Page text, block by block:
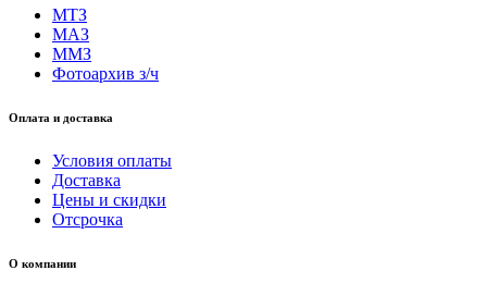
МТЗ
МАЗ
ММЗ
Фотоархив з/ч
Оплата и доставка
Условия оплаты
Доставка
Цены и скидки
Отсрочка
О компании